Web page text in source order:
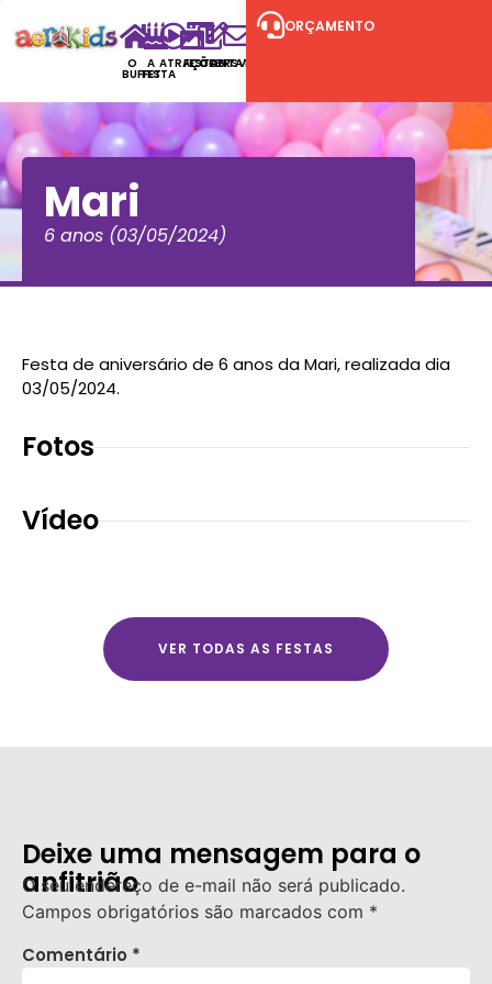
O
BUFFET
A
FESTA
ATRAÇÕES
FESTAS
CONTATO
RSVP
ORÇAMENTO
Mari
6 anos (03/05/2024)
Festa de aniversário de 6 anos da Mari, realizada dia
03/05/2024.
Fotos
Vídeo
VER TODAS AS FESTAS
Deixe uma mensagem para o
anfitrião
O seu endereço de e-mail não será publicado.
Campos obrigatórios são marcados com *
Comentário *